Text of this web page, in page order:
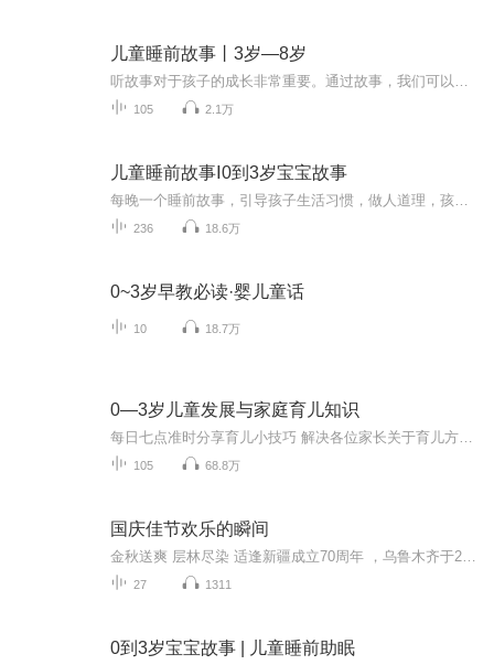
儿童睡前故事丨3岁—8岁
105 2.1万
儿童睡前故事Ⅰ0到3岁宝宝故事
236 18.6万
0~3岁早教必读·婴儿童话
10 18.7万
0—3岁儿童发展与家庭育儿知识
105 68.8万
国庆佳节欢乐的瞬间
27 1311
0到3岁宝宝故事 | 儿童睡前助眠